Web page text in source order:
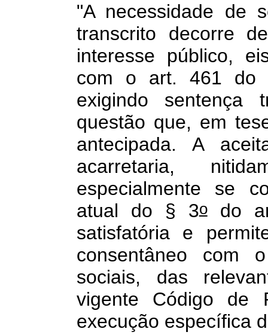
"A necessidade de
transcrito decorre
interesse público,
com o art. 461 do
exigindo sentença
questão que, em
antecipada. A
acarretaria,
especialmente se
atual do § 3odo
satisfatória e
consentâneo com
sociais, das
vigente Código de
execução específica